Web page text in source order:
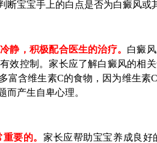
宝宝手上的白点是否为白癜风或
静，积极配合医生的治疗。 白癜
效控制。家长应了解白癜风的相
富含维生素C的食物，因为维生素
而产生自卑心理。
要的。 家长应帮助宝宝养成良